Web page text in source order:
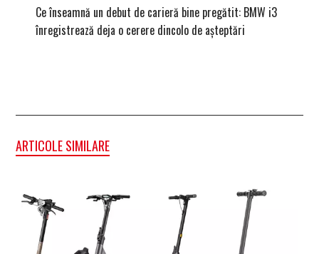
Ce înseamnă un debut de carieră bine pregătit: BMW i3
înregistrează deja o cerere dincolo de așteptări
ARTICOLE SIMILARE